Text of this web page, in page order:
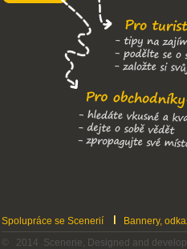
Spolupráce se Scenerií Bannery,
© 2014 Scenerie, Designed and